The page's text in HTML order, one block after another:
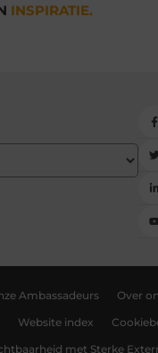
INSPIRATIE.
Ambassadeurs Over
Website index
met Sterke